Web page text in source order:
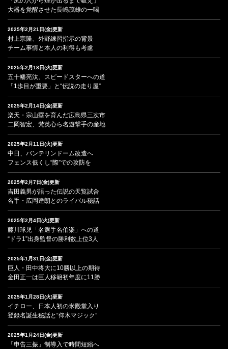
大器を覚醒させた長嶋茂雄の一喝
2025年2月21日(金)更新
村上宗隆、外野練習指示の背景
チーム事情と本人の利得も考慮
2025年2月18日(火)更新
五十幡亮汰、スピードスターへの道
「1歩目が重要」と“伝説の走り屋”
2025年2月14日(金)更新
楽天・宗山塁を育んだ広島県三次市
二岡智宏、梵英心ら名遊撃手の産地
2025年2月11日(火)更新
中日、バンテリンドーム改造へ
フェンス低くし“際”での攻防を
2025年2月7日(金)更新
吉田義男が語った伝説の天覧試合
名手・広岡達朗とのライバル秘話
2025年2月4日(火)更新
藤川球児「名選手名伯楽」への道
“ドラ1”出身監督の勝利数上位3人
2025年1月31日(金)更新
巨人・田中将大に10勝以上の期待
金田正一は巨人移籍初年度に11勝
2025年1月28日(火)更新
イチロー、日本人初の米殿堂入り
登録名誕生秘話と“仰木マジック”
2025年1月24日(金)更新
「申告三振」制導入で時間短縮へ